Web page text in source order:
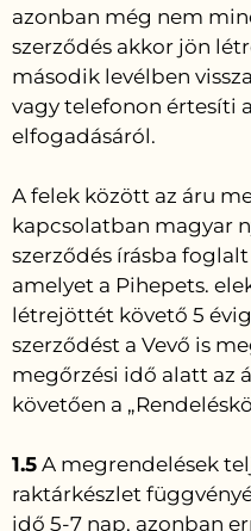
azonban még nem
szerződés akkor jön
második levélben
vagy telefonon értesíti
elfogadásáról.
A felek között az áru
kapcsolatban magyar
szerződés írásba
amelyet a Pihepets.
létrejöttét követő 5
szerződést a Vevő is
megőrzési idő alatt az
követően a
1.5 A megrendelések
raktárkészlet
idő 5-7 nap, azonban